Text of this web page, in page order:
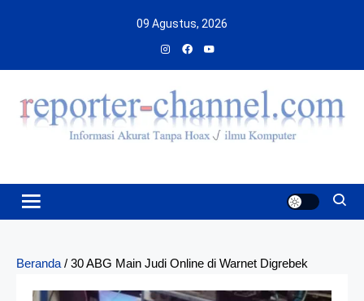
09 Agustus, 2026
Beranda / 30 ABG Main Judi Online di Warnet Digrebek